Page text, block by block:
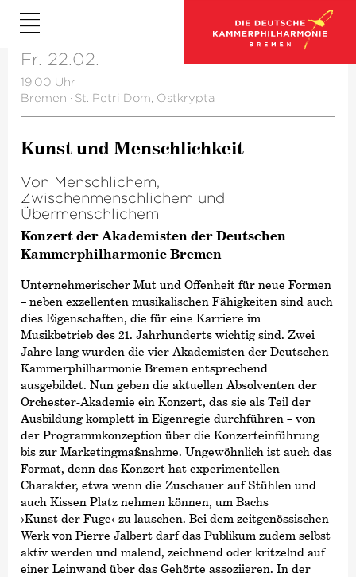
Fr. 22.02.
19.00 Uhr
Bremen · St. Petri Dom, Ostkrypta
Kunst und Menschlichkeit
Von Menschlichem,
Zwischenmenschlichem und
Übermenschlichem
Konzert der Akademisten der Deutschen
Kammerphilharmonie Bremen
Unternehmerischer Mut und Offenheit für neue Formen
– neben exzellenten musikalischen Fähigkeiten sind auch
dies Eigenschaften, die für eine Karriere im
Musikbetrieb des 21. Jahrhunderts wichtig sind. Zwei
Jahre lang wurden die vier Akademisten der Deutschen
Kammer­philharmonie Bremen entsprechend
ausgebildet. Nun geben die aktuellen Absolventen der
Orchester-Akademie ein Konzert, das sie als Teil der
Ausbildung komplett in Eigenregie durchführen – von
der Programmkonzeption über die Konzerteinführung
bis zur Marketingmaßnahme. Ungewöhnlich ist auch das
Format, denn das Konzert hat experimentellen
Charakter, etwa wenn die Zuschauer auf Stühlen und
auch Kissen Platz nehmen können, um Bachs
›Kunst der Fuge‹ zu lauschen. Bei dem zeitgenössischen
Werk von Pierre Jalbert darf das Publikum zudem selbst
aktiv werden und malend, zeichnend oder kritzelnd auf
einer Leinwand über das Gehörte assoziieren. In der